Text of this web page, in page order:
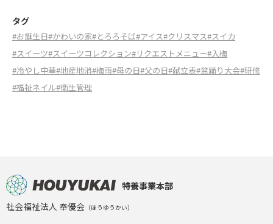
タグ
#お誕生日#かわいの家#とろろそば#アイス#クリスマス#スイカ
#スイーツ#スイーツコレクション#リクエストメニュー#入梅
#冷やし中華#地産地消#梅雨#母の日#父の日#献立表#盆踊り大会#研修
#福祉ネイル#衛生管理
特養事業本部
社会福祉法人 奉優会 （ほうゆうかい）